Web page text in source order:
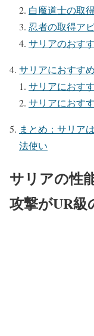
白魔道士の取
忍者の取得ア
サリアのおす
サリアにおすす
サリアにおす
サリアにおす
まとめ：サリア
法使い
サリアの性
攻撃がUR級